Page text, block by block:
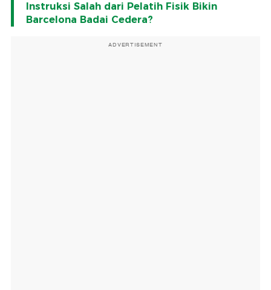
Instruksi Salah dari Pelatih Fisik Bikin
Barcelona Badai Cedera?
ADVERTISEMENT